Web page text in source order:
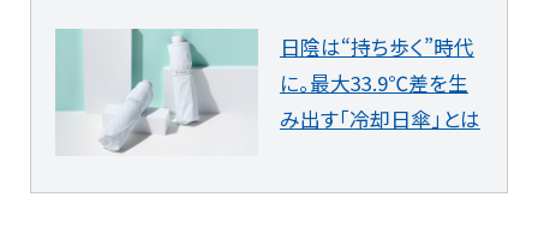
日陰は“持ち歩く”時代
に。最大33.9℃差を生
み出す「冷却日傘」とは